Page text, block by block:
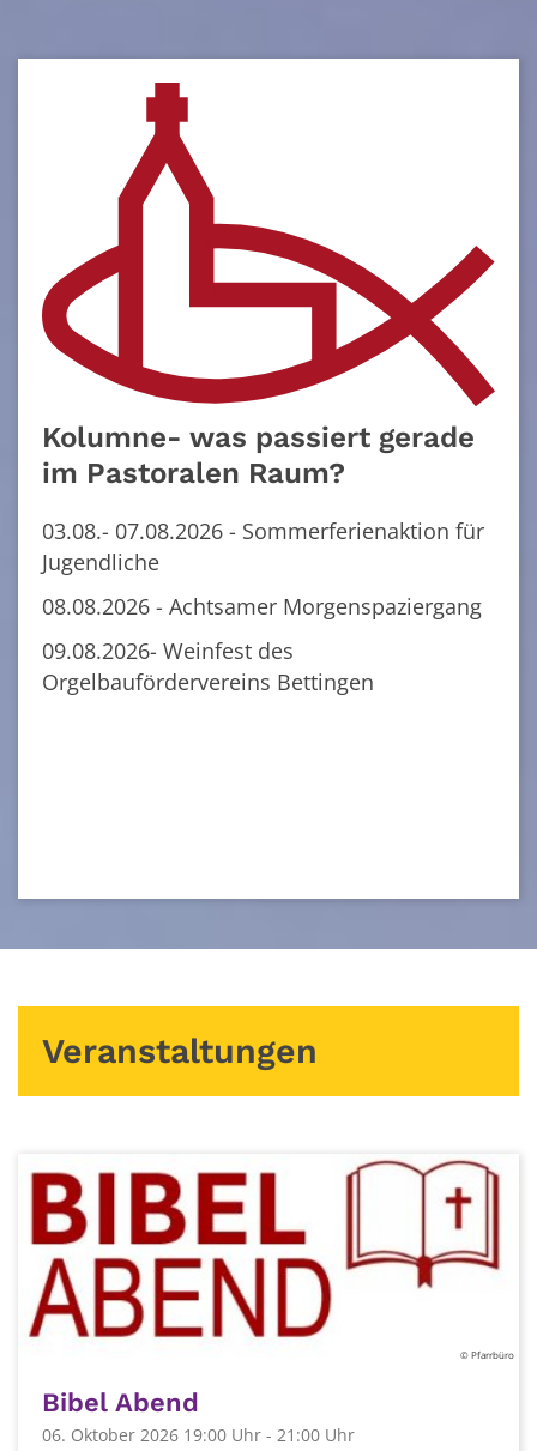
Kolumne- was passiert gerade
im Pastoralen Raum?
03.08.- 07.08.2026 - Sommerferienaktion für
Jugendliche
08.08.2026 - Achtsamer Morgenspaziergang
09.08.2026- Weinfest des
Orgelbaufördervereins Bettingen
Veranstaltungen
© Pfarrbüro
Bibel Abend
06. Oktober 2026 19:00 Uhr - 21:00 Uhr